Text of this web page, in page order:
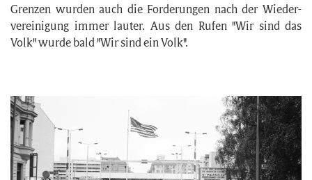
Grenzen wurden auch die Forderungen nach der Wieder­
vereinigung immer lauter. Aus den Rufen "Wir sind das
Volk" wurde bald "Wir sind ein Volk".